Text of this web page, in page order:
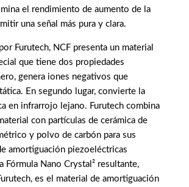
el rendimiento de aumento de la
una señal más pura y clara.
Furutech, NCF presenta un material
que tiene dos propiedades
genera iones negativos que
En segundo lugar, convierte la
en infrarrojo lejano. Furutech combina
con partículas de cerámica de
y polvo de carbón para sus
amortiguación piezoeléctricas
Fórmula Nano Crystal² resultante,
es el material de amortiguación